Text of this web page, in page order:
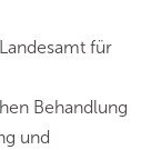
für
Behandlung
und